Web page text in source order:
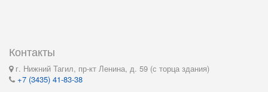
Контакты
г. Нижний Тагил, пр-кт Ленина, д. 59 (с торца здания)
+7 (3435) 41-83-38